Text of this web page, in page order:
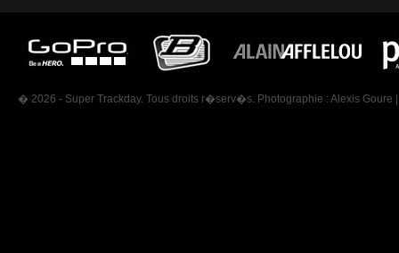
� 2026 - Super Trackday. Tous droits r�serv�s. Photographie : Alexis Goure